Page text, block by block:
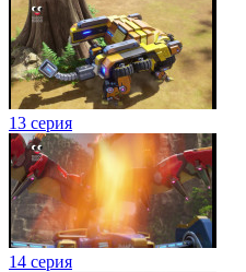
13 серия
14 серия